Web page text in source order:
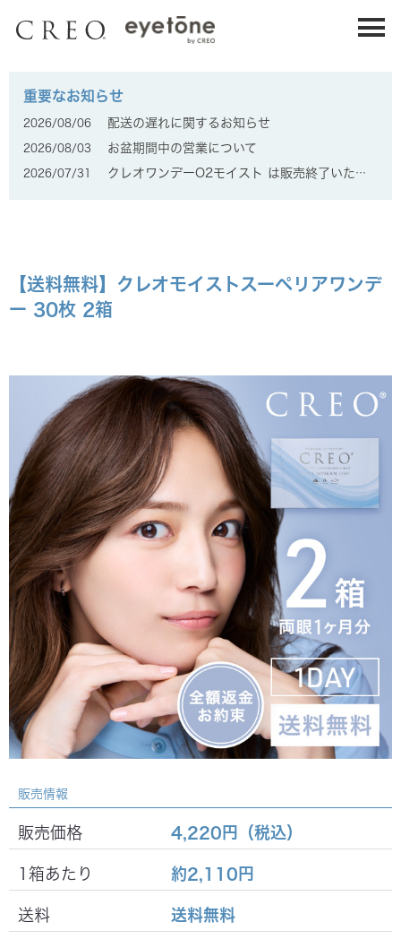
30枚入り
瞳にフィットする高コスパレンズ。クレオの
定番。
瞳にフィットする高コスパレンズ。
定番。
MOIST
SUPERIOR 1DAY
モイストスーペリアワンデー
こだわりのシリコーン素材で、
もより上質なクレオ。
詳細を見る
購入する
1DAY
旧 ワンデーO2モイスト
うるおいとなめらかさを両立させた、つけ心
地の良いシリコーンハイドロゲル素材。
詳細を見る
購入する
1DAYUV RING 2WEEKUV MOIST
重要なお知らせ
2026/08/06 配送の遅れに関するお知らせ
2026/08/03 お盆期間中の営業について
2026/07/31 クレオワンデーO2モイスト は販売終了いたしました。
【送料無料】クレオモイストスーペリアワンデ
ー 30枚 2箱
販売情報
販売価格 4,220円 （税込）
1箱あたり 約2,110円
送料 送料無料